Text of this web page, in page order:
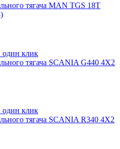
тягача MAN TGS 18T
один клик
тягача SCANIA G440 4Х2
один клик
тягача SCANIA R340 4Х2